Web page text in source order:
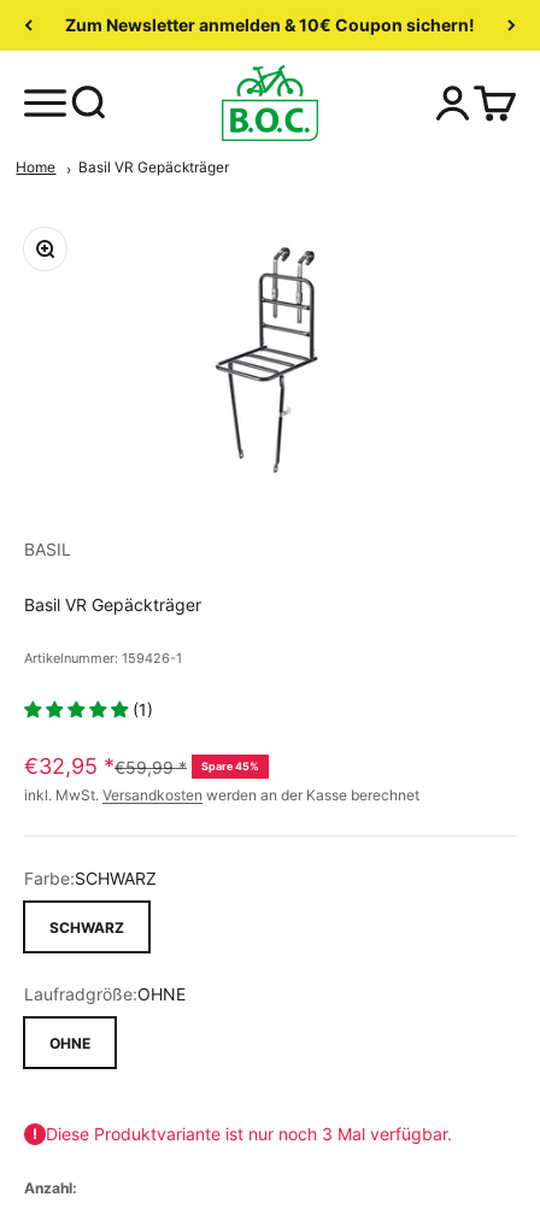
Zum Newsletter anmelden & 10€ Coupon sichern!
Home Basil VR Gepäckträger
BASIL
Basil VR Gepäckträger
Artikelnummer: 159426-1
(1)
€32,95 *€59,99* Spare 45%
inkl. MwSt. Versandkosten werden an der Kasse berechnet
Farbe:SCHWARZ
SCHWARZ
Laufradgröße:OHNE
OHNE
Diese Produktvariante ist nur noch 3 Mal verfügbar.
Anzahl: